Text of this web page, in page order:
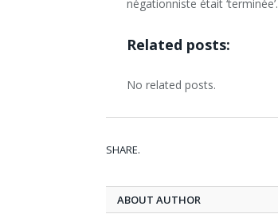
négationniste était ‘terminée’.
Related posts:
No related posts.
SHARE.
ABOUT AUTHOR